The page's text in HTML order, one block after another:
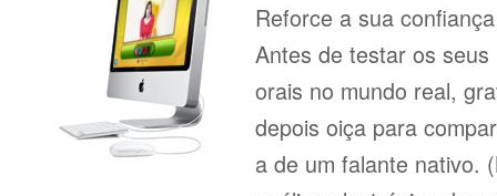
Reforce a sua
Antes de testar os
orais no mundo real,
depois oiça para
a de um falante nativo.